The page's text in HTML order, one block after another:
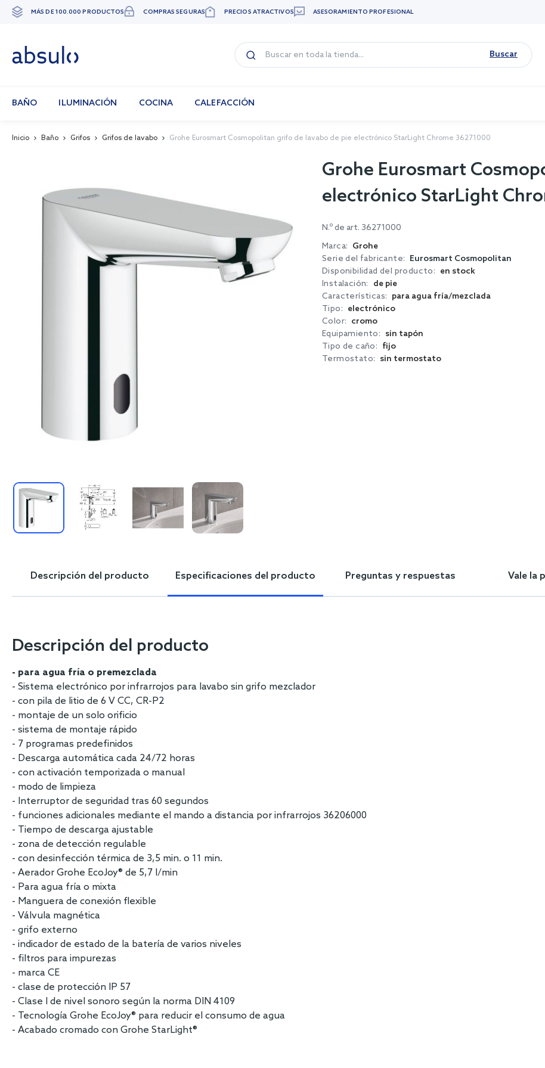
Ir
MÁS DE 100.000 PRODUCTOS COMPRAS SEGURAS PRECIOS ATRACTIVOS ASESORAMIENTO PROFESIONAL
Buscar
BAÑO ILUMINACIÓN COCINA CALEFACCIÓN
Inicio Baño Grifos Grifos de lavabo Grohe Eurosmart Cosmopolitan grifo de lavabo de pie electrónico StarLight Chrome 36271000
beginning
Grohe Eurosmart
electrónico StarLight
N.º de art. 36271000
Marca: Grohe
Serie del fabricante: Eurosmart Cosmopolitan
Disponibilidad del producto: en stock
Instalación:
de pie
Características: para agua fría/mezclada
Tipo: electrónico
Color: cromo
Equipamiento: sin tapón
Tipo de caño: fijo
Termostato: sin termostato
Descripción del producto Especificaciones del producto Preguntas y respuestas Vale la
Descripción del producto
- para agua fría o premezclada
- Sistema electrónico por infrarrojos para lavabo sin grifo mezclador
- con pila de litio de 6 V CC, CR-P2
- montaje de un solo orificio
- sistema de montaje rápido
- 7 programas predefinidos
- Descarga automática cada 24/72 horas
- con activación temporizada o manual
- modo de limpieza
- Interruptor de seguridad tras 60 segundos
- funciones adicionales mediante el mando a distancia por infrarrojos 36206000
- Tiempo de descarga ajustable
- zona de detección regulable
- con desinfección térmica de 3,5 min. o 11 min.
- Aerador Grohe EcoJoy® de 5,7 l/min
- Para agua fría o mixta
- Manguera de conexión flexible
- Válvula magnética
- grifo externo
- indicador de estado de la batería de varios niveles
- filtros para impurezas
- marca CE
- clase de protección IP 57
- Clase I de nivel sonoro según la norma DIN 4109
- Tecnología Grohe EcoJoy® para reducir el consumo de agua
- Acabado cromado con Grohe StarLight®